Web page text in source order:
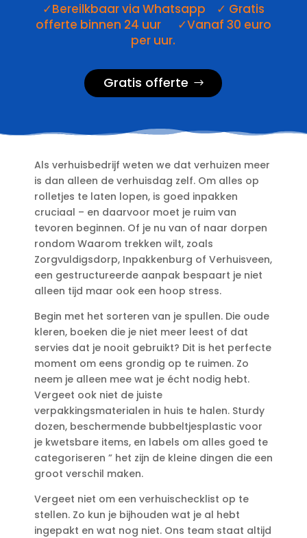
✓Bereilkbaar via Whatsapp ✓ Gratis
offerte binnen 24 uur ✓Vanaf 30 euro
per uur.
Gratis offerte
Als verhuisbedrijf weten we dat verhuizen meer
is dan alleen de verhuisdag zelf.​ Om alles op
rolletjes te laten lopen, is goed inpakken
cruciaal – en daarvoor moet je ruim van
tevoren beginnen.​ Of je nu van of naar dorpen
rondom Waarom trekken wilt, zoals
Zorgvuldigsdorp, Inpakkenburg of Verhuisveen,
een gestructureerde aanpak bespaart je niet
alleen tijd maar ook een hoop stress.​
Begin met het sorteren van je spullen.​ Die oude
kleren, boeken die je niet meer leest of dat
servies dat je nooit gebruikt? Dit is het perfecte
moment om eens grondig op te ruimen.​ Zo
neem je alleen mee wat je écht nodig hebt.​
Vergeet ook niet de juiste
verpakkingsmaterialen in huis te halen.​ Sturdy
dozen, beschermende bubbeltjesplastic voor
je kwetsbare items, en labels om alles goed te
categoriseren ” het zijn de kleine dingen die een
groot verschil maken.​
Vergeet niet om een verhuischecklist op te
stellen.​ Zo kun je bijhouden wat je al hebt
ingepakt en wat nog niet.​ Ons team staat altijd